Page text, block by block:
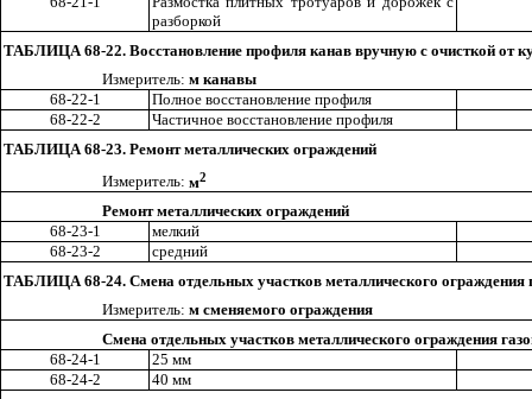
разборкой
ТАБЛИЦА 68-22. Восстановление профиля канав вручную с очисткой от
Измеритель: м канавы
68-22-1
Полное восстановление профиля
68-22-2
Частичное восстановление профиля
ТАБЛИЦА 68-23. Ремонт металлических ограждений
Измеритель: м2
Ремонт металлических ограждений
68-23-1
мелкий
68-23-2
средний
ТАБЛИЦА 68-24. Смена отдельных участков металлического ограждения
Измеритель: м сменяемого ограждения
Смена отдельных участков металлического ограждения
68-24-1
25 мм
68-24-2
40 мм